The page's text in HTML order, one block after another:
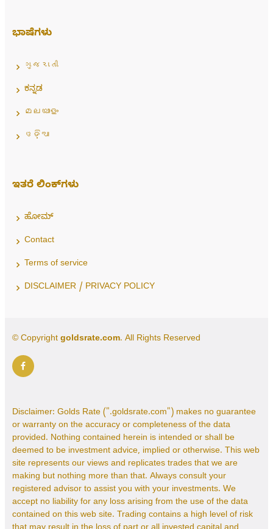
ಭಾಷೆಗಳು
ગુજરાતી
ಕನ್ನಡ
മലയാളം
ଓଡ଼ିଆ
ಇತರೆ ಲಿಂಕ್‌ಗಳು
ಹೋಮ್
Contact
Terms of service
DISCLAIMER / PRIVACY POLICY
© Copyright goldsrate.com. All Rights Reserved
Disclaimer: Golds Rate (".goldsrate.com") makes no guarantee
or warranty on the accuracy or completeness of the data
provided. Nothing contained herein is intended or shall be
deemed to be investment advice, implied or otherwise. This web
site represents our views and replicates trades that we are
making but nothing more than that. Always consult your
registered advisor to assist you with your investments. We
accept no liability for any loss arising from the use of the data
contained on this web site. Trading contains a high level of risk